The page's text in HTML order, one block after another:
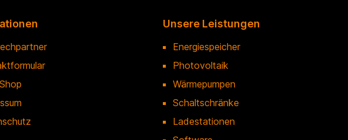
Unsere Leistungen
Energiespeicher
Photovoltaik
Wärmepumpen
Schaltschränke
Ladestationen